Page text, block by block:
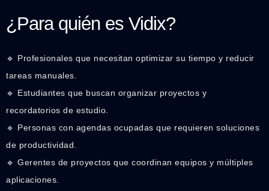
¿Para quién es Vidix?
🔹 Profesionales que necesitan optimizar su tiempo y reducir
tareas manuales.
🔹 Estudiantes que buscan organizar proyectos y
recordatorios de estudio.
🔹 Personas con agendas ocupadas que requieren soluciones
de productividad.
🔹 Gerentes de proyectos que coordinan equipos y múltiples
aplicaciones.